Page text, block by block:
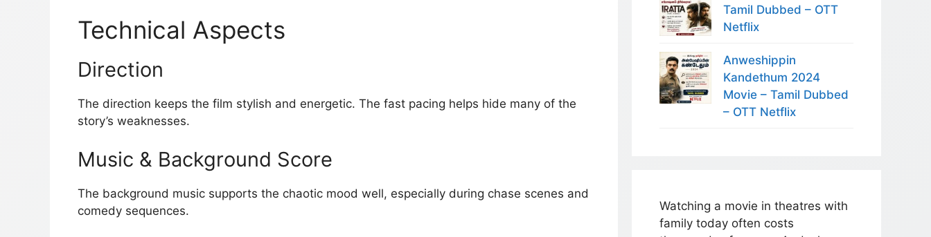
Technical Aspects
Direction
The direction keeps the film stylish and energetic. The fast pacing helps hide many of the
story’s weaknesses.
Music & Background Score
The background music supports the chaotic mood well, especially during chase scenes and
comedy sequences.
Tamil Dubbed – OTT
Netflix
Anweshippin
Kandethum 2024
Movie – Tamil Dubbed
– OTT Netflix
Watching a movie in theatres with
family today often costs